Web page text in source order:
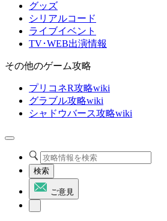
グッズ
シリアルコード
ライブイベント
TV･WEB出演情報
その他のゲーム攻略
プリコネR攻略wiki
グラブル攻略wiki
シャドウバース攻略wiki
検索
ご意見